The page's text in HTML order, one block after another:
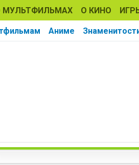
МУЛЬТФИЛЬМАХ О КИНО
Аниме